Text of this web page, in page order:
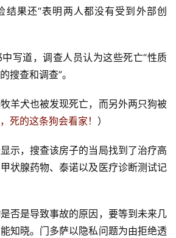
结果还“表明两人都没有受到外部创
写道，调查人员认为这些死亡“性质
搜查和调查”。
羊犬也被发现死亡，而另外两只狗被
死的这条狗会看家！ ）
示，搜查该房子的当局找到了治疗高
状腺药物、泰诺以及医疗诊断测试记
否是导致事故的原因，要等到未来几
知晓。门多萨以隐私问题为由拒绝透